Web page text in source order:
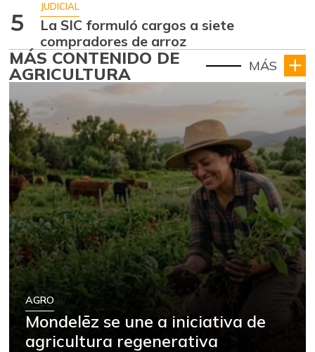
5
JUDICIAL
La SIC formuló cargos a siete
compradores de arroz
MÁS CONTENIDO DE
AGRICULTURA MÁS
AGRO
Mondelēz se une a iniciativa de
agricultura regenerativa